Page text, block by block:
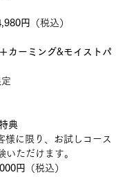
円 （税込）
＋カーミング&モイストパ
典
様に限り、お試しコース
いただけます。
円
（税込）